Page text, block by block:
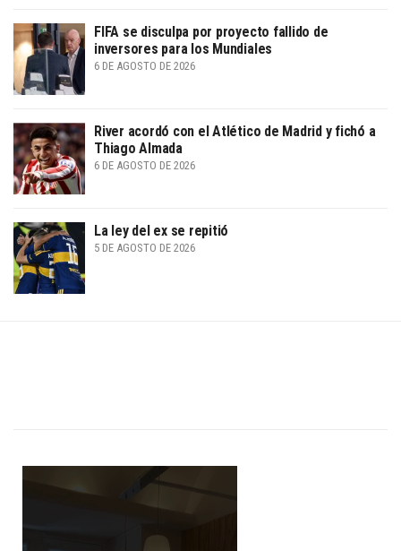
FIFA se disculpa por proyecto fallido de
inversores para los Mundiales
6 DE AGOSTO DE 2026
River acordó con el Atlético de Madrid y fichó a
Thiago Almada
6 DE AGOSTO DE 2026
La ley del ex se repitió
5 DE AGOSTO DE 2026